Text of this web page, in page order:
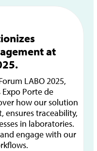
at
LABO 2025,
Porte de
how our solution
ensures traceability,
in laboratories.
engage with our